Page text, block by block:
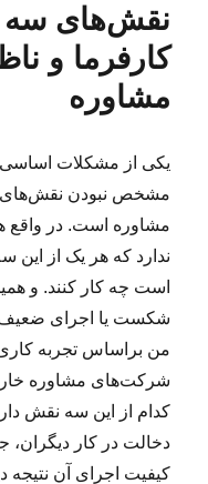
نقش‌های سه
کارفرما و
مشاوره
یکی از مشکلات
مشخص نبودن نقش‌های
مشاوره است. در واقع
ندارد که هر یک از این
است چه کار کنند. و
شکست‌ یا اجرای ضعیف
من براساس تجربه
شرکت‌های مشاوره
کدام از این سه نقش
دخالت در کار دیگران،
کیفیت اجرای آن نتیجه